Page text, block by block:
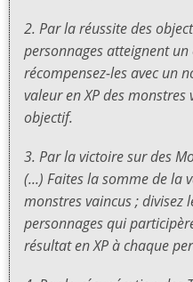
2. Par la réussite des
personnages atteignent
récompensez-les avec un
valeur en XP des
objectif.
3. Par la victoire sur des
(...) Faites la somme de la
monstres vaincus ; divisez
personnages qui
résultat en XP à chaque